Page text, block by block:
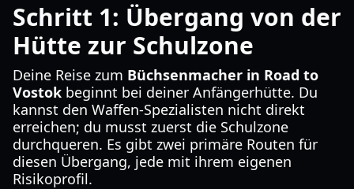
Schritt 1: Übergang von der
Hütte zur Schulzone
Deine Reise zum Büchsenmacher in Road to
Vostok beginnt bei deiner Anfängerhütte. Du
kannst den Waffen-Spezialisten nicht direkt
erreichen; du musst zuerst die Schulzone
durchqueren. Es gibt zwei primäre Routen für
diesen Übergang, jede mit ihrem eigenen
Risikoprofil.